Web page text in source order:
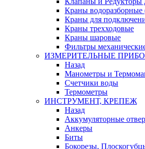
Краны водоразборные
Краны для
Краны трехходовые
Краны шаровые
Фильтры
ИЗМЕРИТЕЛЬНЫЕ
Назад
Манометры и
Счетчики воды
Термометры
ИНСТРУМЕНТ, КРЕПЕЖ
Назад
Аккумуляторные
Анкеры
Биты
Бокорезы,